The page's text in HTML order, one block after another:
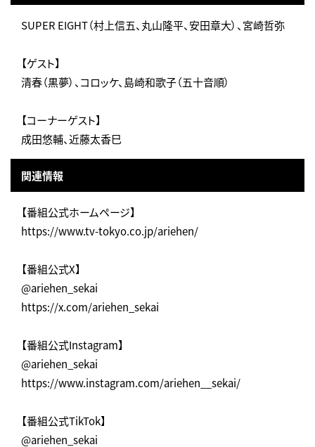
SUPER EIGHT（村上信五、丸山隆平、安田章大）、宮崎哲弥
【ゲスト】
清春（黒夢）、コロッケ、島崎和歌子（五十音順）
【コーナーゲスト】
成田悠輔、近藤太香巳
関連情報
【番組公式ホームページ】
https://www.tv-tokyo.co.jp/ariehen/
【番組公式X】
@ariehen_sekai
https://x.com/ariehen_sekai
【番組公式Instagram】
@ariehen_sekai
https://www.instagram.com/ariehen__sekai/
【番組公式TikTok】
@ariehen_sekai